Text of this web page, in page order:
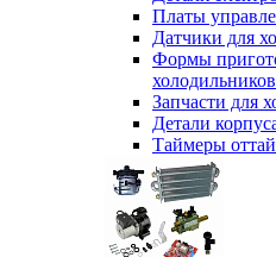
Платы
Датчики для
Формы
холодильников
Запчасти для
Детали
Таймеры